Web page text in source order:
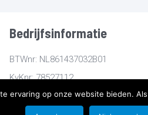
Bedrijfsinformatie
BTWnr: NL861437032B01
KvKnr: 78527112
ervaring op onze website bieden.